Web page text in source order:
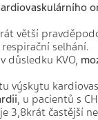
větší
selhání.
důsledku KVO,
výskytu
, u pacientů s
3,8krát častější